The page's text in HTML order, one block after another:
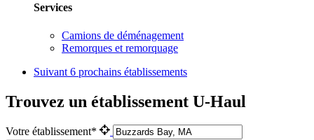
Services
Camions de déménagement
Remorques et remorquage
Suivant 6 prochains établissements
Trouvez un établissement U-Haul
Votre établissement*